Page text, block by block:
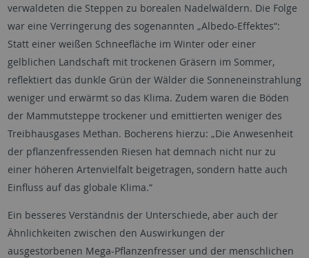
verwaldeten die Steppen zu borealen Nadelwäldern. Die Folge
war eine Verringerung des sogenannten „Albedo-Effektes“:
Statt einer weißen Schneefläche im Winter oder einer
gelblichen Landschaft mit trockenen Gräsern im Sommer,
reflektiert das dunkle Grün der Wälder die Sonneneinstrahlung
weniger und erwärmt so das Klima. Zudem waren die Böden
der Mammutsteppe trockener und emittierten weniger des
Treibhausgases Methan. Bocherens hierzu: „Die Anwesenheit
der pflanzenfressenden Riesen hat demnach nicht nur zu
einer höheren Artenvielfalt beigetragen, sondern hatte auch
Einfluss auf das globale Klima.“
Ein besseres Verständnis der Unterschiede, aber auch der
Ähnlichkeiten zwischen den Auswirkungen der
ausgestorbenen Mega-Pflanzenfresser und der menschlichen